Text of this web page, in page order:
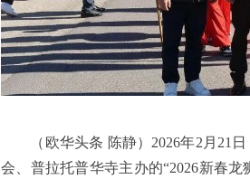
（欧华头条 陈静）2026年2月21日
会、普拉托普华寺主办的“2026新春龙